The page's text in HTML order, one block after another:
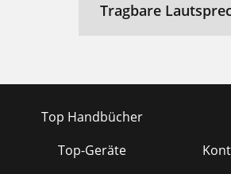
Tragbare
Top Handbücher
Top-Geräte